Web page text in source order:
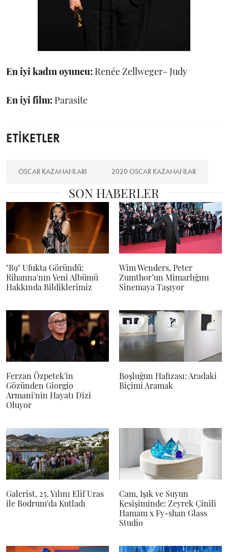
En iyi kadın oyuncu: Renée Zellweger- Judy
En iyi film: Parasite
ETİKETLER
OSCAR KAZANANLARI 2020 OSCAR KAZANANLAR
SON HABERLER
"R9" Ufukta Göründü:
Rihanna'nın Yeni Albümü
Hakkında Bildiklerimiz
Wim Wenders, Peter
Zumthor’un Mimarlığını
Sinemaya Taşıyor
Ferzan Özpetek'in
Gözünden Giorgio
Armani'nin Hayatı Dizi
Oluyor
Boşluğun Hafızası: Aradaki
Biçimi Aramak
Galerist, 25. Yılını Elif Uras
ile Bodrum'da Kutladı
Cam, Işık ve Suyun
Kesişiminde: Zeyrek Çinili
Hamam x Fy-shan Glass
Studio